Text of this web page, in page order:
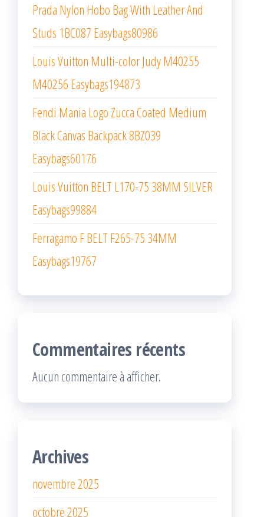
Prada Nylon Hobo Bag With Leather And
Studs 1BC087 Easybags80986
Louis Vuitton Multi-color Judy M40255
M40256 Easybags194873
Fendi Mania Logo Zucca Coated Medium
Black Canvas Backpack 8BZ039
Easybags60176
Louis Vuitton BELT L170-75 38MM SILVER
Easybags99884
Ferragamo F BELT F265-75 34MM
Easybags19767
Commentaires récents
Aucun commentaire à afficher.
Archives
novembre 2025
octobre 2025